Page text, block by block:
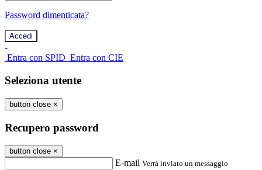
Password dimenticata?
-
Entra con SPID Entra con CIE
Seleziona utente
button close ×
Recupero password
button close ×
E-mail Verrà inviato un messaggio